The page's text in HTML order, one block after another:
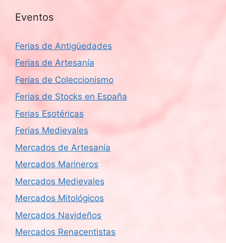
Eventos
Ferias de Antigüedades
Ferias de Artesanía
Ferias de Coleccionismo
Ferias de Stocks en España
Ferias Esotéricas
Ferias Medievales
Mercados de Artesanía
Mercados Marineros
Mercados Medievales
Mercados Mitológicos
Mercados Navideños
Mercados Renacentistas